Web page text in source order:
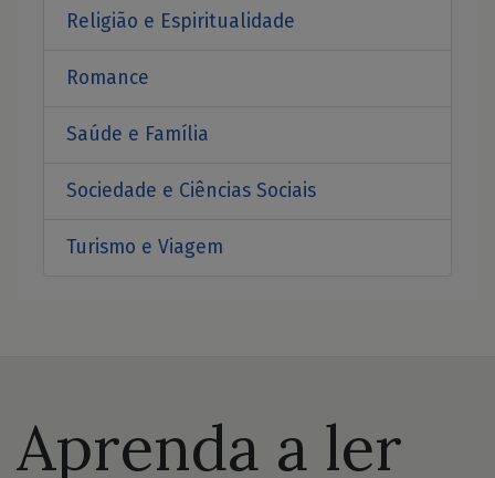
Religião e Espiritualidade
Romance
Saúde e Família
Sociedade e Ciências Sociais
Turismo e Viagem
Aprenda a ler